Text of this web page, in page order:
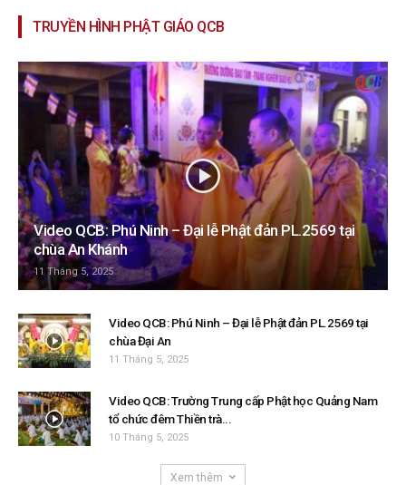
TRUYỀN HÌNH PHẬT GIÁO QCB
Video QCB: Phú Ninh – Đại lễ Phật đản PL.2569 tại
chùa An Khánh
11 Tháng 5, 2025
Video QCB: Phú Ninh – Đại lễ Phật đản PL.2569 tại
chùa Đại An
11 Tháng 5, 2025
Video QCB: Trường Trung cấp Phật học Quảng Nam
tổ chức đêm Thiền trà...
10 Tháng 5, 2025
Xem thêm